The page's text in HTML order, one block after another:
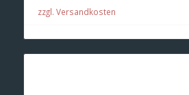
zzgl. Versandkosten